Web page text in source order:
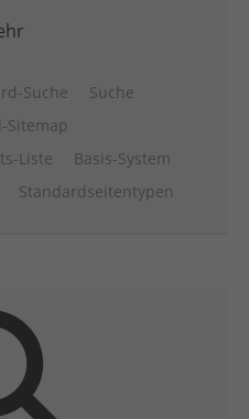
Suche
Suche
Sitemap
Liste
Basis-System
Standardseitentypen